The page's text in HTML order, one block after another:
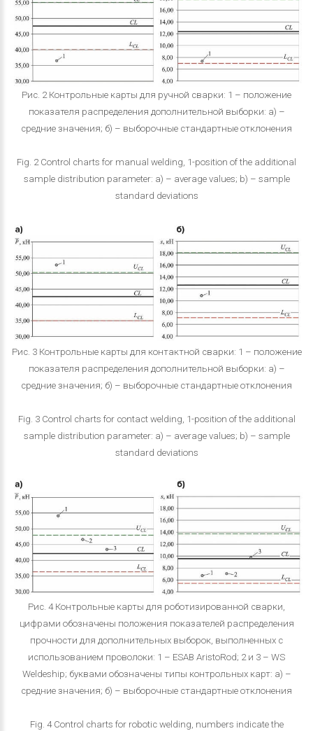
Рис. 2 Контрольные карты для ручной сварки: 1 – положение
показателя распределения дополнительной выборки: а) –
средние значения; б) – выборочные стандартные отклонения
Fig. 2 Control charts for manual welding, 1-position of the additional
sample distribution parameter: a) – average values; b) – sample
standard deviations
Рис. 3 Контрольные карты для контактной сварки: 1 – положение
показателя распределения дополнительной выборки: а) –
средние значения; б) – выборочные стандартные отклонения
Fig. 3 Control charts for contact welding, 1-position of the additional
sample distribution parameter: a) – average values; b) – sample
standard deviations
Рис. 4 Контрольные карты для роботизированной сварки,
цифрами обозначены положения показателей распределения
прочности для дополнительных выборок, выполненных с
использованием проволоки: 1 – ESAB AristoRod; 2 и 3 – WS
Weldeship; буквами обозначены типы контрольных карт: а) –
средние значения; б) – выборочные стандартные отклонения
Fig. 4 Control charts for robotic welding, numbers indicate the